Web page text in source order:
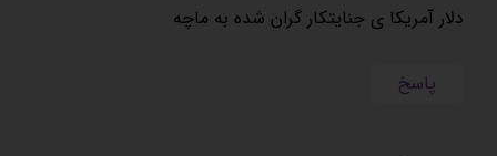
دلار آمریکا ی جنایتکار گران شده به ماچه
پاسخ